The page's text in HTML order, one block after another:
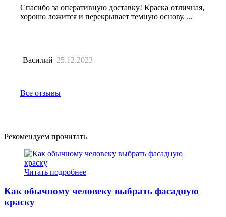
Спасибо за оперативную доставку! Краска отличная,
хорошо ложится и перекрывает темную основу. ...
Василий 25.12.2023
Все отзывы
Рекомендуем прочитать
Читать подробнее
Как обычному человеку выбрать фасадную
краску